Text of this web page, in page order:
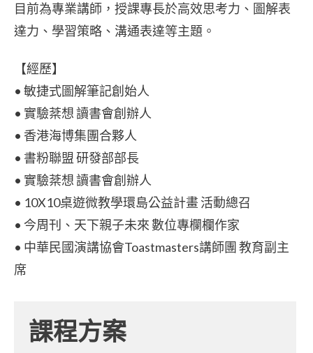
目前為專業講師，授課專長於高效思考力、圖解表
達力、學習策略、溝通表達等主題。
【經歷】
• 敏捷式圖解筆記創始⼈
• 實驗棻想 讀書會創辦⼈
• 香港海博集團合夥⼈
• 書粉聯盟 研發部部長
• 實驗棻想 讀書會創辦⼈
• 10X10桌遊微教學環島公益計畫 活動總召
• 今周刊、天下親⼦未來 數位專欄欄作家
• 中華民國演講協會Toastmasters講師團 教育副主
席
課程方案